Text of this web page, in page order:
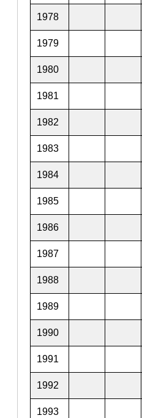
1978
1979
1980
1981
1982
1983
1984
1985
1986
1987
1988
1989
1990
1991
1992
1993